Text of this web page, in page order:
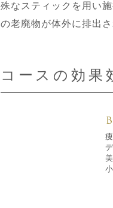
殊なスティックを用い
の老廃物が体外に排出
コースの効果